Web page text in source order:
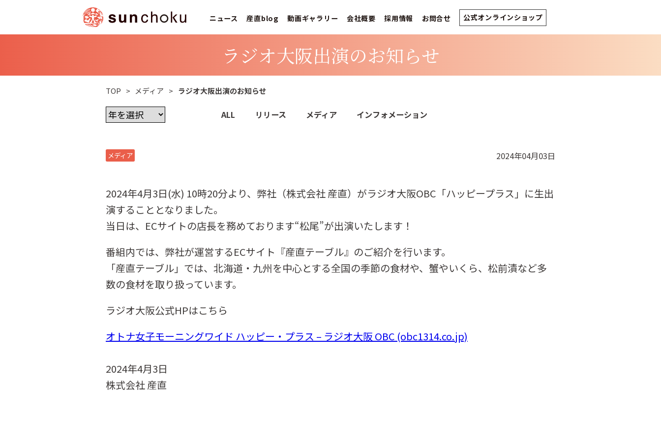
ニュース 産直blog 動画ギャラリー 会社概要 採用情報 お問合せ 公式オンラインショップ
ラジオ大阪出演のお知らせ
TOP > メディア > ラジオ大阪出演のお知らせ
ALL リリース メディア インフォメーション
メディア 2024年04月03日
2024年4月3日(水) 10時20分より、弊社（株式会社 産直）がラジオ大阪OBC「ハッピープラス」に生出
演することとなりました。
当日は、ECサイトの店長を務めております“松尾”が出演いたします！
番組内では、弊社が運営するECサイト『産直テーブル』のご紹介を行います。
「産直テーブル」では、北海道・九州を中心とする全国の季節の食材や、蟹やいくら、松前漬など多
数の食材を取り扱っています。
ラジオ大阪公式HPはこちら
オトナ女子モーニングワイド ハッピー・プラス – ラジオ大阪 OBC (obc1314.co.jp)
2024年4月3日
株式会社 産直